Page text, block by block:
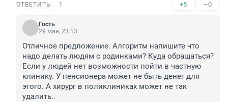
ОТВЕТИТЬ 1 +5 –0
Гость
29 мая, 23:13
Отличное предложение. Алгоритм напишите что
надо делать людям с родинками? Куда обращаться?
Если у людей нет возможности пойти в частную
клинику. У пенсионера может не быть денег для
этого. А хирург в поликлиниках может не так
удалить..